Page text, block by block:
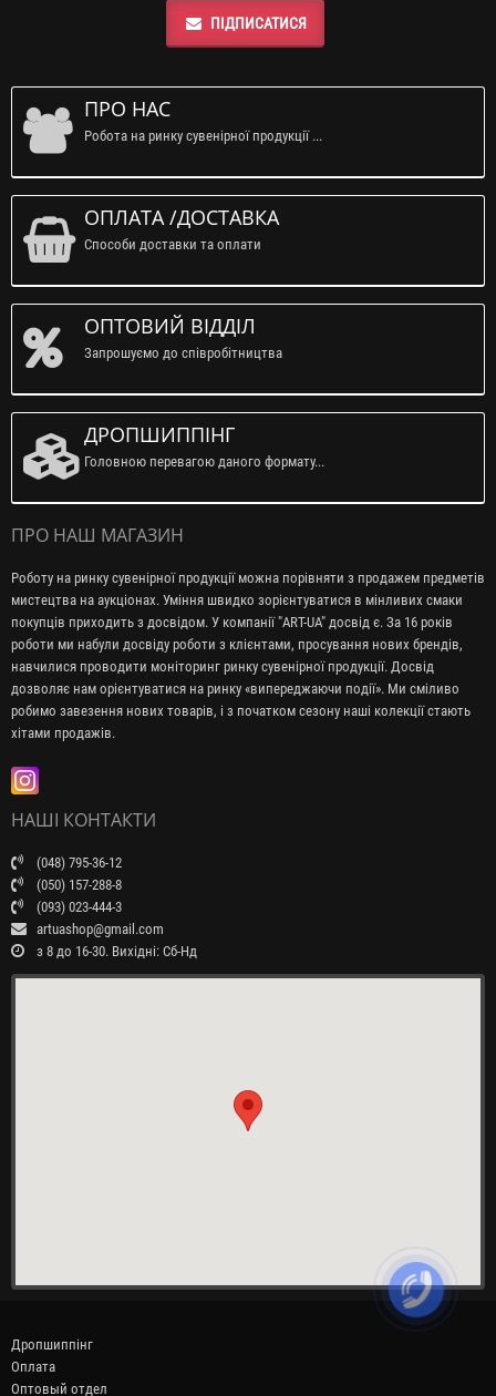
ПІДПИСАТИСЯ
ПРО НАС
Робота на ринку сувенірної продукції ...
ОПЛАТА /ДОСТАВКА
Способи доставки та оплати
ОПТОВИЙ ВІДДІЛ
Запрошуємо до співробітництва
ДРОПШИППІНГ
Головною перевагою даного формату...
ПРО НАШ МАГАЗИН
Роботу на ринку сувенірної продукції можна порівняти з продажем предметів
мистецтва на аукціонах. Уміння швидко зорієнтуватися в мінливих смаки
покупців приходить з досвідом. У компанії "ART-UA" досвід є. За 16 років
роботи ми набули досвіду роботи з клієнтами, просування нових брендів,
навчилися проводити моніторинг ринку сувенірної продукції. Досвід
дозволяє нам орієнтуватися на ринку «випереджаючи події». Ми сміливо
робимо завезення нових товарів, і з початком сезону наші колекції стають
хітами продажів.
НАШІ КОНТАКТИ
(048) 795-36-12
(050) 157-288-8
(093) 023-444-3
artuashop@gmail.com
з 8 до 16-30. Вихідні: Сб-Нд
Дропшиппінг
Оплата
Оптовый отдел